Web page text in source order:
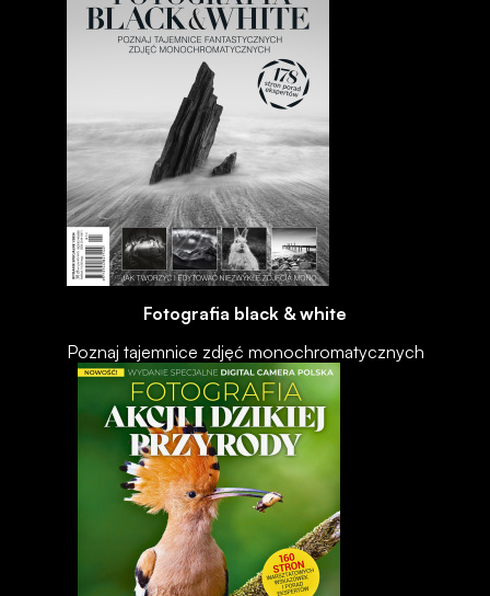
Fotografia black & white
Poznaj tajemnice zdjęć monochromatycznych